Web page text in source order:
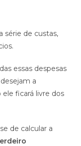
série de custas,
essas despesas
a
ficará livre dos
de calcular a